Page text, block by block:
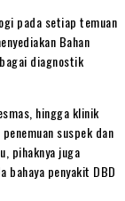
pada setiap temuan
Bahan
diagnostik
hingga klinik
suspek dan
pihaknya juga
bahaya penyakit DBD